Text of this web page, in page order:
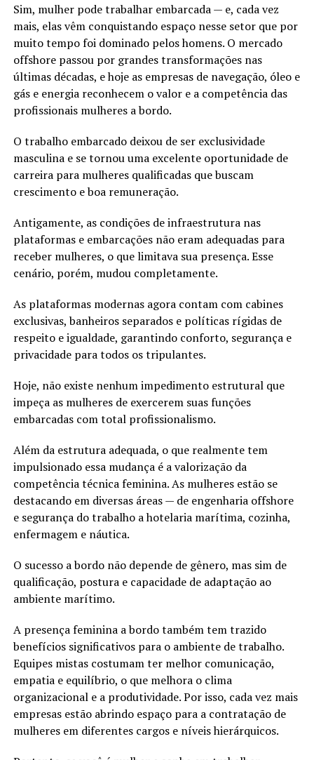
Sim, mulher pode trabalhar embarcada — e, cada vez
mais, elas vêm conquistando espaço nesse setor que por
muito tempo foi dominado pelos homens. O mercado
offshore passou por grandes transformações nas
últimas décadas, e hoje as empresas de navegação, óleo e
gás e energia reconhecem o valor e a competência das
profissionais mulheres a bordo.
O trabalho embarcado deixou de ser exclusividade
masculina e se tornou uma excelente oportunidade de
carreira para mulheres qualificadas que buscam
crescimento e boa remuneração.
Antigamente, as condições de infraestrutura nas
plataformas e embarcações não eram adequadas para
receber mulheres, o que limitava sua presença. Esse
cenário, porém, mudou completamente.
As plataformas modernas agora contam com cabines
exclusivas, banheiros separados e políticas rígidas de
respeito e igualdade, garantindo conforto, segurança e
privacidade para todos os tripulantes.
Hoje, não existe nenhum impedimento estrutural que
impeça as mulheres de exercerem suas funções
embarcadas com total profissionalismo.
Além da estrutura adequada, o que realmente tem
impulsionado essa mudança é a valorização da
competência técnica feminina. As mulheres estão se
destacando em diversas áreas — de engenharia offshore
e segurança do trabalho a hotelaria marítima, cozinha,
enfermagem e náutica.
O sucesso a bordo não depende de gênero, mas sim de
qualificação, postura e capacidade de adaptação ao
ambiente marítimo.
A presença feminina a bordo também tem trazido
benefícios significativos para o ambiente de trabalho.
Equipes mistas costumam ter melhor comunicação,
empatia e equilíbrio, o que melhora o clima
organizacional e a produtividade. Por isso, cada vez mais
empresas estão abrindo espaço para a contratação de
mulheres em diferentes cargos e níveis hierárquicos.